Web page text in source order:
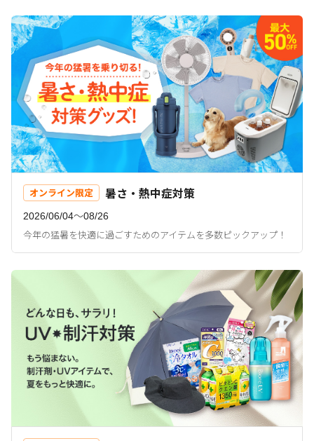
オンライン限定 暑さ・熱中症対策
2026/06/04〜08/26
今年の猛暑を快適に過ごすためのアイテムを多数ピックアップ！